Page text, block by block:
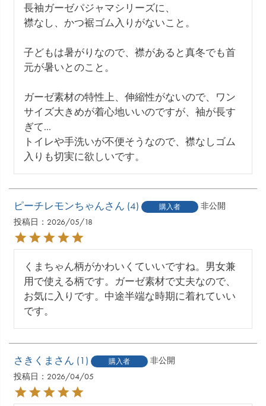
長袖ガーゼパジャマシリーズに、
襟なし、かつ裾ゴム入りがないこと。
子どもは暑がりなので、襟があると真冬でも首
元が暑いとのこと。
ガーゼ素材の特性上、伸縮性がないので、ワン
サイズ大きめが着心地いいのですが、袖が長す
ぎて...
トイレや手洗いが不便そうなので、襟なしゴム
入りも切実に欲しいです。
ピーチレモンちゃん 4 購入者
非公開
投稿日
2026/05/18
くまちゃん柄がかわいくていいですね。男女兼
用で使える柄です。ガーゼ素材で丈夫なので、
お気に入りです。中途半端な時期に着れていい
さきくま 1 購入者
非公開
投稿日
2026/04/05